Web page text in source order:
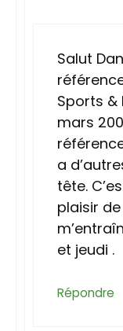
Salut
Sports &
mars
a
tête.
plaisir
et jeudi .
Répondre